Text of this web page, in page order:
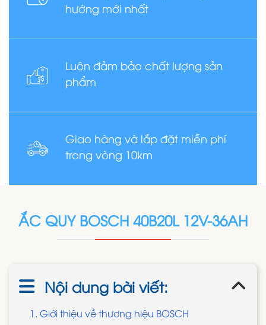
hướng mới nhất
Luôn đảm bảo chất lượng sản
phẩm
Giao hàng và lắp đặt miễn phí
trong vòng 10km
ẮC QUY BOSCH 40B20L 12V-36AH
Nội dung bài viết:
1. Giới thiệu về thương hiệu BOSCH